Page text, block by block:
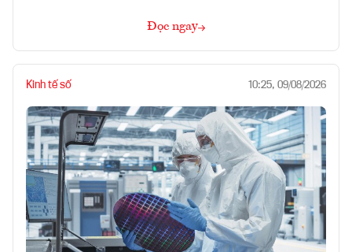
Đọc ngay
Kinh tế số 10:25, 09/08/2026